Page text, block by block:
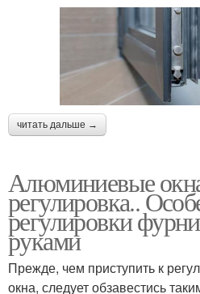
читать дальше →
Алюминиевые
регулировка..
регулировки
руками
Прежде, чем приступить к
окна, следует обзавестись